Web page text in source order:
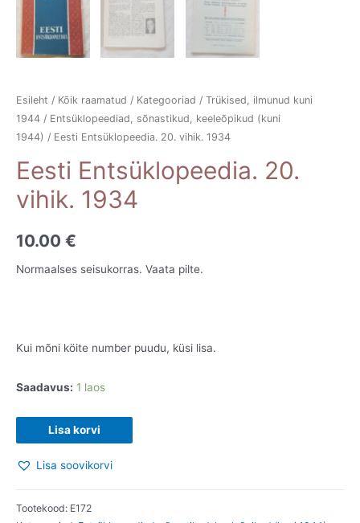
Esileht / Kõik raamatud / Kategooriad / Trükised, ilmunud kuni
1944 / Entsüklopeediad, sõnastikud, keeleõpikud (kuni
1944) / Eesti Entsüklopeedia. 20. vihik. 1934
Eesti Entsüklopeedia. 20.
vihik. 1934
10.00 €
Normaalses seisukorras. Vaata pilte.
Kui mõni köite number puudu, küsi lisa.
Saadavus: 1 laos
Entsüklopeedia.
20.
1934
Lisa korvi
Lisa soovikorvi
Tootekood: E172